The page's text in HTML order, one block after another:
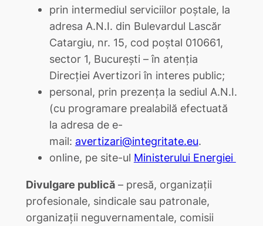
prin intermediul serviciilor poștale, la
adresa A.N.I. din Bulevardul Lascăr
Catargiu, nr. 15, cod poștal 010661,
sector 1, București – în atenția
Direcției Avertizori în interes public;
personal, prin prezența la sediul A.N.I.
(cu programare prealabilă efectuată
la adresa de e-
mail: avertizari@integritate.eu.
online, pe site-ul Ministerului Energiei
Divulgare publică– presă, organizații
profesionale, sindicale sau patronale,
organizații neguvernamentale, comisii